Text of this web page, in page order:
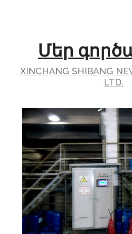
Մեր
XINCHANG SHIBANG
LTD.